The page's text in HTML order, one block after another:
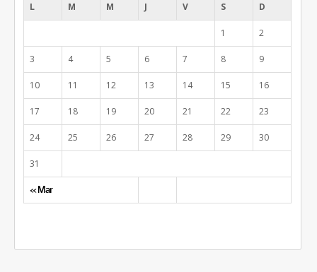
L M M J V S D
« Mar
1 2
3 4 5 6 7 8 9
10 11 12 13 14 15 16
17 18 19 20 21 22 23
24 25 26 27 28 29 30
31